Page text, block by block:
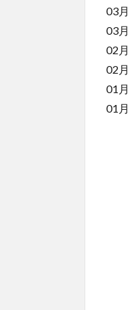
03月
03月
02月
02月
01月
01月